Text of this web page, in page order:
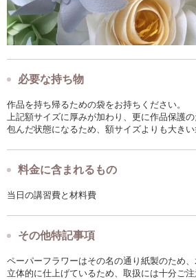
必要な持ち物
作品を持ち帰るための袋をお持ちください。
上記額サイズに厚みが加わり、更に作品保護
包んだ状態になるため、額サイズよりも大きい
料金に含まれるもの
当日の講習費と材料費
その他特記事項
ペーパーフラワーはその名の通り紙製のため、
立体的に仕上げているため、取扱には十分ご注